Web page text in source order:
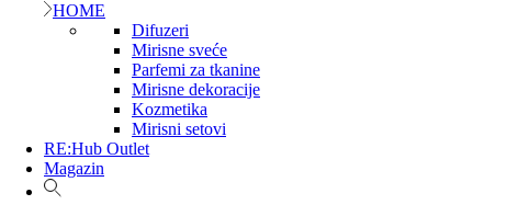
HOME
Difuzeri
Mirisne sveće
Parfemi za tkanine
Mirisne dekoracije
Kozmetika
Mirisni setovi
RE:Hub Outlet
Magazin